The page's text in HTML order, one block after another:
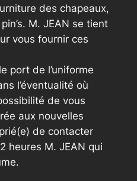
des chapeaux,
M. JEAN se tient
vous fournir ces
port de l’uniforme
l’éventualité où
de vous
aux nouvelles
de contacter
heures M. JEAN qui